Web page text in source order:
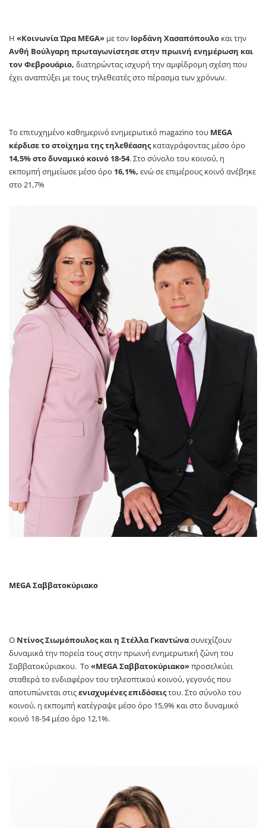
Η «Κοινωνία Ώρα MEGA» με τον Ιορδάνη Χασαπόπουλο και την
Ανθή Βούλγαρη πρωταγωνίστησε στην πρωινή ενημέρωση και
τον Φεβρουάριο, διατηρώντας ισχυρή την αμφίδρομη σχέση που
έχει αναπτύξει με τους τηλεθεατές στο πέρασμα των χρόνων.
To επιτυχημένο καθημερινό ενημερωτικό magazino του MEGA
κέρδισε το στοίχημα της τηλεθέασηςκαταγράφοντας μέσο όρο
14,5% στο δυναμικό κοινό 18-54. Στο σύνολο του κοινού, η
εκπομπή σημείωσε μέσο όρο 16,1%, ενώ σε επιμέρους κοινό ανέβηκε
στο 21,7%
MEGA Σαββατοκύριακο
Ο Ντίνος Σιωμόπουλος και η Στέλλα Γκαντώνασυνεχίζουν
δυναμικά την πορεία τους στην πρωινή ενημερωτική ζώνη του
Σαββατοκύριακου. Το «MEGA Σαββατοκύριακο»προσελκύει
σταθερά το ενδιαφέρον του τηλεοπτικού κοινού, γεγονός που
αποτυπώνεται στιςενισχυμένες επιδόσειςτου. Στο σύνολο του
κοινού, η εκπομπή κατέγραψε μέσο όρο 15,9% και στο δυναμικό
κοινό 18-54 μέσο όρο 12,1%.